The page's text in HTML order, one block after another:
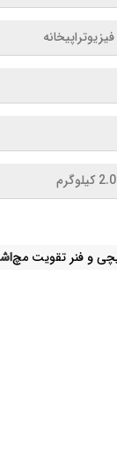
و فنر تقویت مچ